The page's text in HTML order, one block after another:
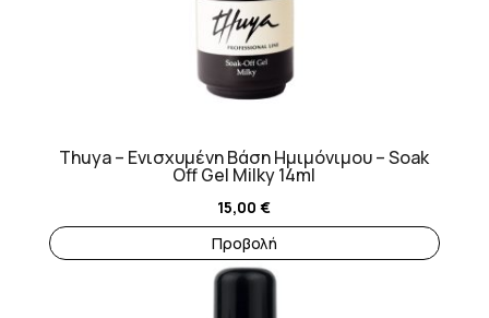
Thuya – Ενισχυμένη Βάση Ημιμόνιμου – Soak
Off Gel Milky 14ml
15,00€
Προβολή